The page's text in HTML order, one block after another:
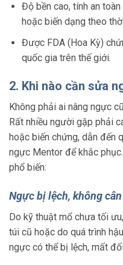
Độ bền cao, tính an
hoặc biến dạng theo
Được FDA (Hoa Kỳ)
quốc gia trên thế giới.
2. Khi nào cần sửa
Không phải ai nâng ngực
Rất nhiều người gặp phải
hoặc biến chứng, dẫn đến
ngực Mentor để khắc
phổ biến:
Ngực bị lệch, không
Do kỹ thuật mổ chưa tối
túi cũ hoặc do quá trình
ngực có thể bị lệch, mất